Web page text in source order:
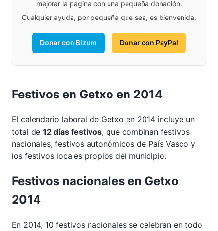
mejorar la página con una pequeña donación.
Cualquier ayuda, por pequeña que sea, es bienvenida.
Donar con Bizum Donar con PayPal
Festivos en Getxo en 2014
El calendario laboral de Getxo en 2014 incluye un
total de 12 días festivos, que combinan festivos
nacionales, festivos autonómicos de País Vasco y
los festivos locales propios del municipio.
Festivos nacionales en Getxo
2014
En 2014, 10 festivos nacionales se celebran en todo